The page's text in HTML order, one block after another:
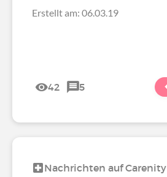
Erstellt am: 06.03.19
42 5
Nachrichten auf Carenity